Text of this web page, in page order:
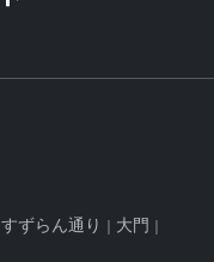
すずらん通り
大門